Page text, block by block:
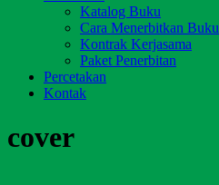
Katalog Buku
Cara Menerbitkan Buku
Kontrak Kerjasama
Paket Penerbitan
Percetakan
Kontak
cover